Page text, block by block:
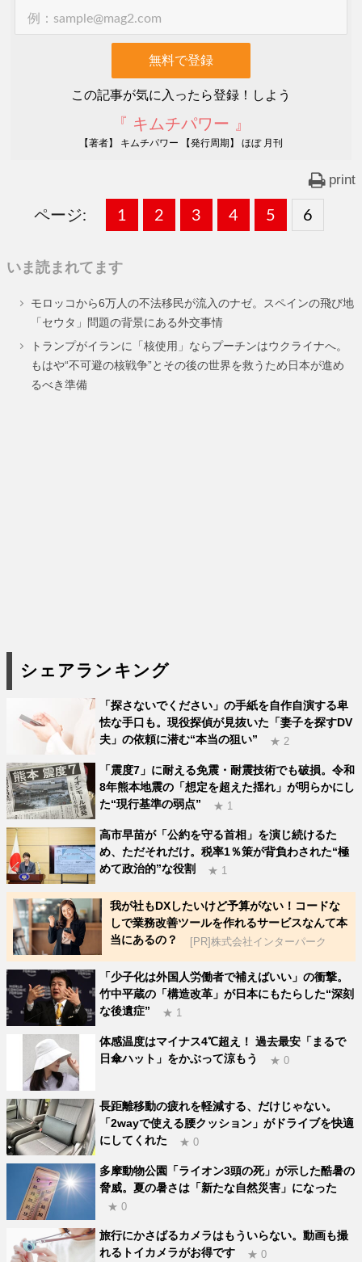
この記事が気に入ったら登録！しよう
『 キムチパワー 』
【著者】 キムチパワー 【発行周期】 ほぼ 月刊
print
ページ:
固
ー
ジ
1 ,
固
ー
ジ
2 ,
固
ー
ジ
3 ,
固
ー
ジ
4 ,
固
ー
ジ
5 ,
固
ー
ジ
6
いま読まれてます
モロッコから6万人の不法移民が流入のナゼ。スペインの飛び地
「セウタ」問題の背景にある外交事情
トランプがイランに「核使用」ならプーチンはウクライナへ。
もはや“不可避の核戦争”とその後の世界を救うため日本が進め
るべき準備
シェアランキング
「探さないでください」の手紙を自作自演する卑
怯な手口も。現役探偵が見抜いた「妻子を探すDV
夫」の依頼に潜む“本当の狙い”
★ 2
「震度7」に耐える免震・耐震技術でも破損。令和
8年熊本地震の「想定を超えた揺れ」が明らかにし
た“現行基準の弱点”
★ 1
高市早苗が「公約を守る首相」を演じ続けるた
め、ただそれだけ。税率1％策が背負わされた“極
めて政治的”な役割
★ 1
我が社もDXしたいけど予算がない！コードな
しで業務改善ツールを作れるサービスなんて本
当にあるの？
[PR]株式会社インターパーク
「少子化は外国人労働者で補えばいい」の衝撃。
竹中平蔵の「構造改革」が日本にもたらした“深刻
な後遺症”
★ 1
体感温度はマイナス4℃超え！ 過去最安「まるで
日傘ハット」をかぶって涼もう
★ 0
長距離移動の疲れを軽減する、だけじゃない。
「2wayで使える腰クッション」がドライブを快適
にしてくれた
★ 0
多摩動物公園「ライオン3頭の死」が示した酷暑の
脅威。夏の暑さは「新たな自然災害」になった
★ 0
旅行にかさばるカメラはもういらない。動画も撮
れるトイカメラがお得です
★ 0